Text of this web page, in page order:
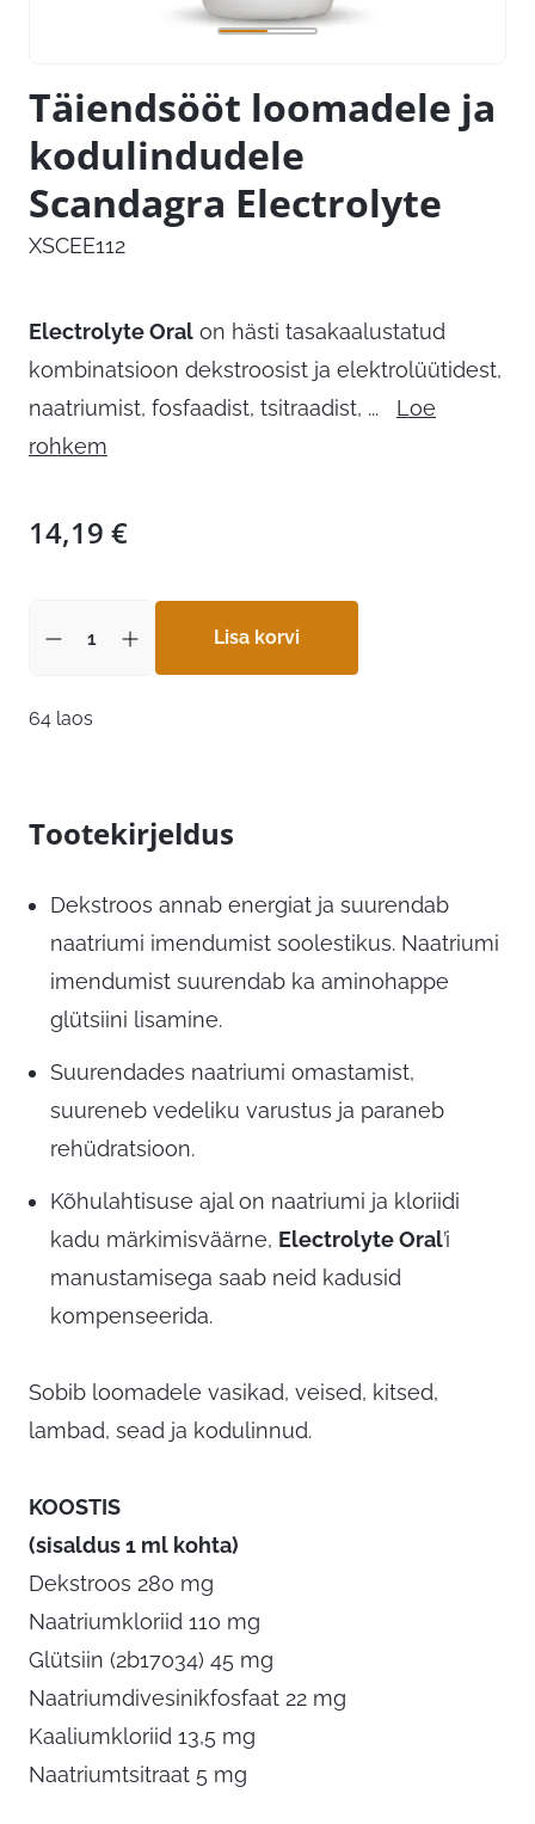
Täiendsööt loomadele ja
kodulindudele
Scandagra Electrolyte
XSCEE112
Electrolyte Oral on hästi tasakaalustatud
kombinatsioon dekstroosist ja elektrolüütidest,
naatriumist, fosfaadist, tsitraadist, ...
Loe
rohkem
14,19 €
Lisa korvi
64 laos
Tootekirjeldus
Dekstroos annab energiat ja suurendab
naatriumi imendumist soolestikus. Naatriumi
imendumist suurendab ka aminohappe
glütsiini lisamine.
Suurendades naatriumi omastamist,
suureneb vedeliku varustus ja paraneb
rehüdratsioon.
Kõhulahtisuse ajal on naatriumi ja kloriidi
kadu märkimisväärne, Electrolyte Oral’i
manustamisega saab neid kadusid
kompenseerida.
Sobib loomadele vasikad, veised, kitsed,
lambad, sead ja kodulinnud.
KOOSTIS
(sisaldus 1 ml kohta)
Dekstroos 280 mg
Naatriumkloriid 110 mg
Glütsiin (2b17034) 45 mg
Naatriumdivesinikfosfaat 22 mg
Kaaliumkloriid 13,5 mg
Naatriumtsitraat 5 mg